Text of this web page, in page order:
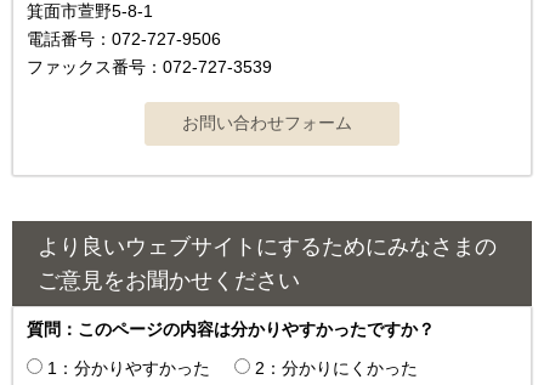
箕面市萱野5-8-1
電話番号：072-727-9506
ファックス番号：072-727-3539
より良いウェブサイトにするためにみなさまの
ご意見をお聞かせください
質問：このページの内容は分かりやすかったですか？
1：分かりやすかった
2：分かりにくかった